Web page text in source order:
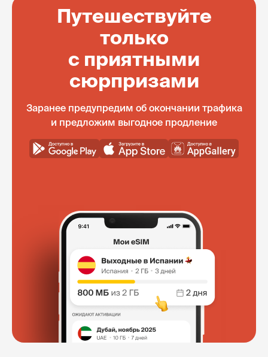
Путешествуйте
только
с приятными
сюрпризами
Заранее предупредим об окончании трафика
и предложим выгодное продление